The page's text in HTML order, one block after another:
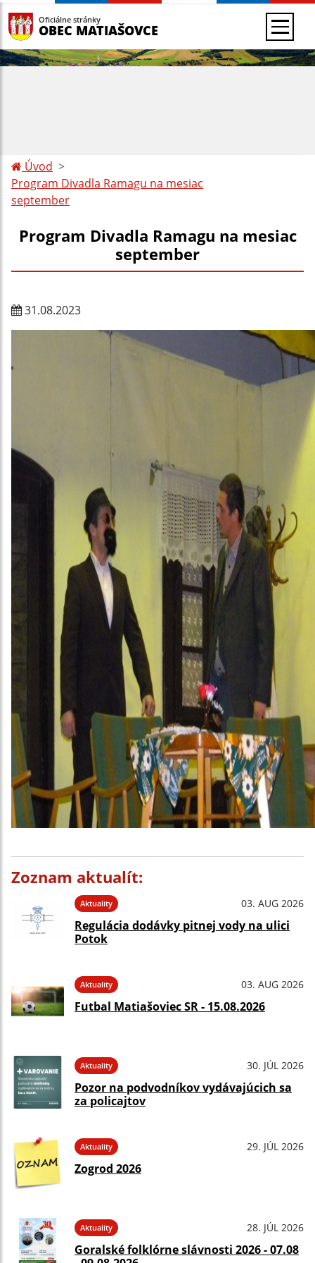
Oficiálne stránky
OBEC MATIAŠOVCE
Úvod
Program Divadla Ramagu na mesiac
september
Program Divadla Ramagu na mesiac
september
31.08.2023
Zoznam aktualít:
Aktuality 03. AUG 2026
Regulácia dodávky pitnej vody na ulici
Potok
Aktuality 03. AUG 2026
Futbal Matiašoviec SR - 15.08.2026
Aktuality 30. JÚL 2026
Pozor na podvodníkov vydávajúcich sa
za policajtov
Aktuality 29. JÚL 2026
Zogrod 2026
Aktuality 28. JÚL 2026
Goralské folklórne slávnosti 2026 - 07.08